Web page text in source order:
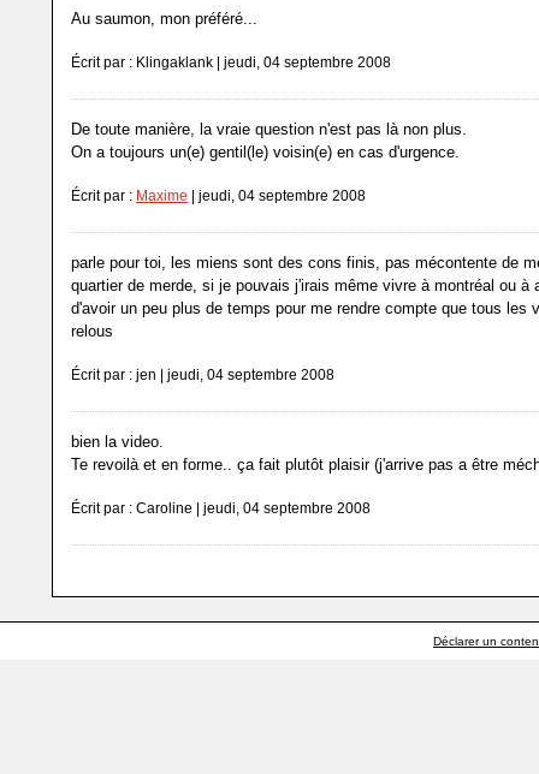
Au saumon, mon préféré...
Écrit par : Klingaklank | jeudi, 04 septembre 2008
De toute manière, la vraie question n'est pas là non plus.
On a toujours un(e) gentil(le) voisin(e) en cas d'urgence.
Écrit par : Maxime | jeudi, 04 septembre 2008
parle pour toi, les miens sont des cons finis, pas mécontente de
quartier de merde, si je pouvais j'irais même vivre à montréal ou à
d'avoir un peu plus de temps pour me rendre compte que tous les
relous
Écrit par : jen | jeudi, 04 septembre 2008
bien la video.
Te revoilà et en forme.. ça fait plutôt plaisir (j'arrive pas a être
Écrit par : Caroline | jeudi, 04 septembre 2008
Déclarer un